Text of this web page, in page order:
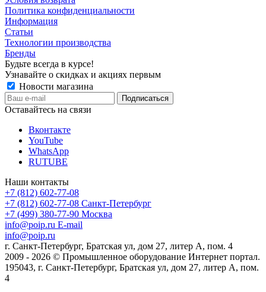
Политика конфиденциальности
Информация
Статьи
Технологии производства
Бренды
Будьте всегда в курсе!
Узнавайте о скидках и акциях первым
Новости магазина
Оставайтесь на связи
Вконтакте
YouTube
WhatsApp
RUTUBE
Наши контакты
+7 (812) 602-77-08
+7 (812) 602-77-08 Санкт-Петербург
+7 (499) 380-77-90 Москва
info@poip.ru E-mail
info@poip.ru
г. Санкт-Петербург, Братская ул, дом 27, литер А, пом. 4
2009 - 2026 © Промышленное оборудование Интернет портал.
195043, г. Санкт-Петербург, Братская ул, дом 27, литер А, пом.
4